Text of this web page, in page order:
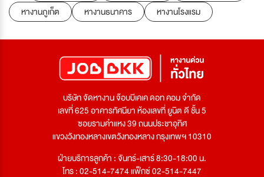
หางานภูเก็ต
หางานธนาคาร หางานโรงแรม
บริษัท จัดหางาน จ๊อบบีเคเค ดอท คอม จำกัด
เลขที่ 625 อาคารทัศนียา ห้องเลขที่ ยูนิต ดี ชั้น 5
ซอยรามคำแหง 39 ถนนประชาอุทิศ
แขวงวังทองหลางเขตวังทองหลาง กรุงเทพฯ 10310
ฝ่ายบริการลูกค้า : จันทร์-เสาร์ 8:30-18:00 น.
โทร : 02-514-7474 แฟ็กซ์ 02-514-7447